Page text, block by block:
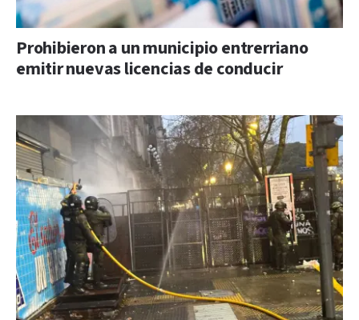
Prohibieron a un municipio entrerriano
emitir nuevas licencias de conducir